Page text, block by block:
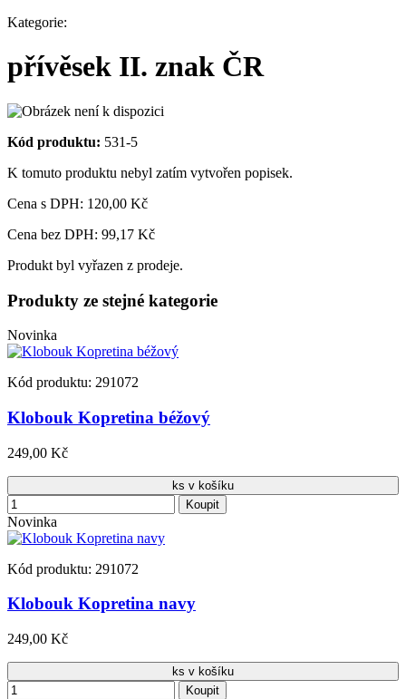
Kategorie:
přívěsek II. znak ČR
Kód produktu: 531-5
K tomuto produktu nebyl zatím vytvořen popisek.
Cena s DPH: 120,00 Kč
Cena bez DPH: 99,17 Kč
Produkt byl vyřazen z prodeje.
Produkty ze stejné kategorie
Novinka
Kód produktu: 291072
Klobouk Kopretina béžový
249,00 Kč
ks v košíku
Koupit
Novinka
Kód produktu: 291072
Klobouk Kopretina navy
249,00 Kč
ks v košíku
Koupit